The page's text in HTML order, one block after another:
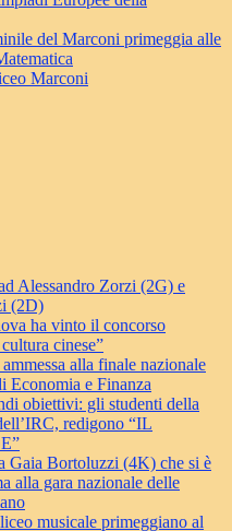
del Marconi primeggia alle
Marconi
Alessandro Zorzi (2G) e
(2D)
ha vinto il concorso
cinese”
alla finale nazionale
Economia e Finanza
obiettivi: gli studenti della
redigono “IL
Gaia Bortoluzzi (4K) che si è
alla gara nazionale delle
musicale primeggiano al